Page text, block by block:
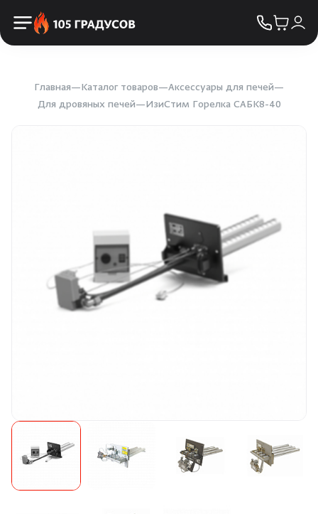
Освещение
Двери
Облицовка и порталы
SPA-оборудование
Запчасти
Отопление
Главная Каталог товаров
Аксессуары для печей
Для дровяных печей
ИзиСтим Горелка САБК8-40